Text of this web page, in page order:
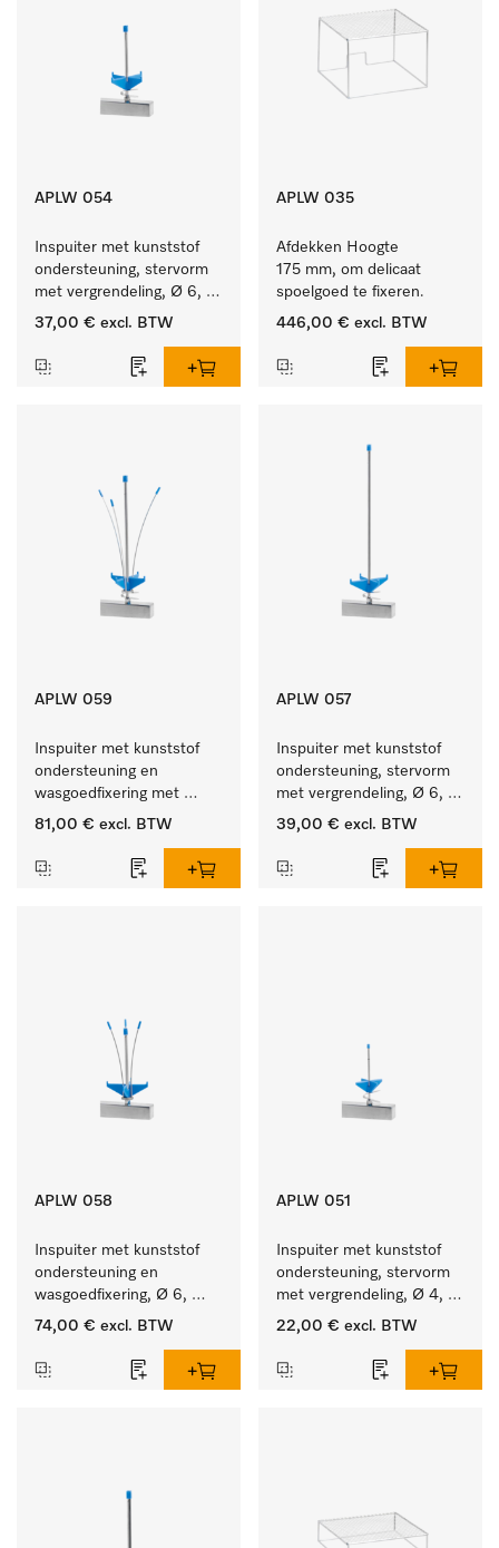
APLW 054
Inspuiter met kunststof
ondersteuning, stervorm
met vergrendeling, Ø 6,
lengte 135 mm.
37,00 € excl. BTW
APLW 035
Afdekken Hoogte
175 mm, om delicaat
spoelgoed te fixeren.
446,00 € excl. BTW
APLW 059
Inspuiter met kunststof
ondersteuning en
wasgoedfixering met
vergr., Ø 6, lengte
81,00 € excl. BTW
APLW 057
Inspuiter met kunststof
ondersteuning, stervorm
met vergrendeling, Ø 6,
lengte 275 mm.
39,00 € excl. BTW
APLW 058
Inspuiter met kunststof
ondersteuning en
wasgoedfixering, Ø 6,
lengte 135 mm.
74,00 € excl. BTW
APLW 051
Inspuiter met kunststof
ondersteuning, stervorm
met vergrendeling, Ø 4,
lengte 110 mm.
22,00 € excl. BTW